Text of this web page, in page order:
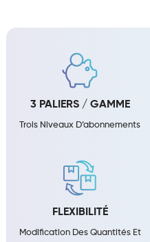
3 PALIERS / GAMME
Trois Niveaux D’abonnements
FLEXIBILITÉ
Modification Des Quantités Et